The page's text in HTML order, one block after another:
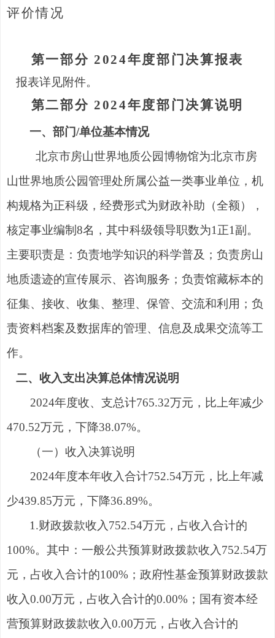
评价情况
第一部分 2024年度部门决算报表
报表详见附件。
第二部分 2024年度部门决算说明
一、部门/单位基本情况
北京市房山世界地质公园博物馆为北京市房
山世界地质公园管理处所属公益一类事业单位，机
构规格为正科级，经费形式为财政补助（全额），
核定事业编制 8名，其中科级领导职数为1 正1副。
主要职责是：负责地学知识的科学普及；负责房山
地质遗迹的宣传展示、咨询服务；负责馆藏标本的
征集、接收、收集、整理、保管、交流和利用；负
责资料档案及数据库的管理、信息及成果交流等工
作。
二、收入支出决算总体情况说明
2024年度收、 支总计765.32万元， 比上年减少
470.52万元，下降38.07%。
（一） 收入决算说明
2024年度本年收入合计752.54万元， 比上年减
少439.85万元，下降36.89%。
1.财政拨款收入 752.54万元，占收入合计的
100%。 其中： 一般公共预算财政拨款收入 752.54万
元，占收入合计的100% ； 政府性基金预算财政拨款
收入0.00万元，占收入合计的0.00% ； 国有资本经
营预算财政拨款收入0.00万元，占收入合计的